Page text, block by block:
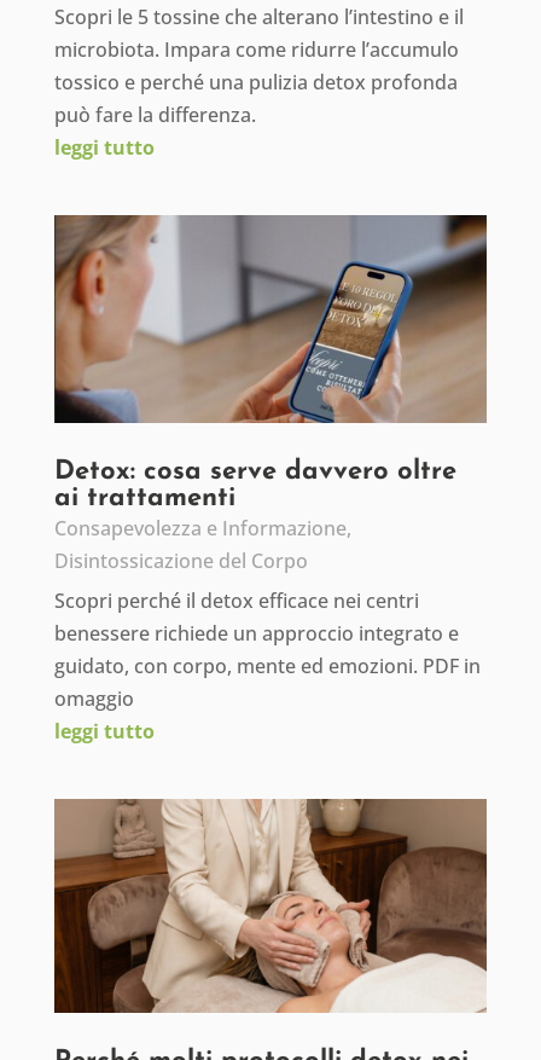
Scopri le 5 tossine che alterano l’intestino e il
microbiota. Impara come ridurre l’accumulo
tossico e perché una pulizia detox profonda
può fare la differenza.
leggi tutto
Detox: cosa serve davvero oltre
ai trattamenti
Consapevolezza e Informazione,
Disintossicazione del Corpo
Scopri perché il detox efficace nei centri
benessere richiede un approccio integrato e
guidato, con corpo, mente ed emozioni. PDF in
omaggio
leggi tutto